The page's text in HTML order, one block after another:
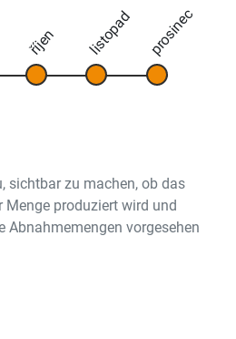
říjen listopad prosinec
sichtbar zu machen, ob das
Menge produziert wird und
vorgesehen